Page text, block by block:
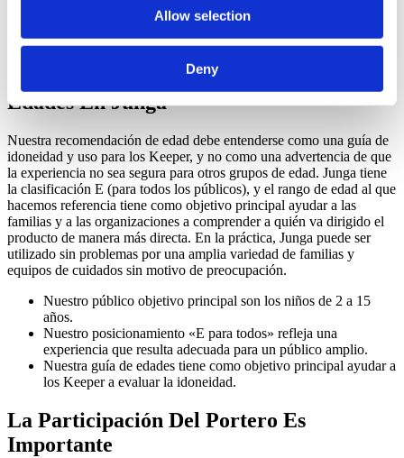
Allow selection
Deny
Junga no permite contenidos relacionados con temas políticos,
religiosos, de violencia, de apuestas, que provoquen miedo,
de consumo de sustancias o que sigan tendencias.
Cómo Funciona La Clasificación Por
Edades En Junga
Nuestra recomendación de edad debe entenderse como una guía de
idoneidad y uso para los Keeper, y no como una advertencia de que
la experiencia no sea segura para otros grupos de edad. Junga tiene
la clasificación E (para todos los públicos), y el rango de edad al que
hacemos referencia tiene como objetivo principal ayudar a las
familias y a las organizaciones a comprender a quién va dirigido el
producto de manera más directa. En la práctica, Junga puede ser
utilizado sin problemas por una amplia variedad de familias y
equipos de cuidados sin motivo de preocupación.
Nuestro público objetivo principal son los niños de 2 a 15
años.
Nuestro posicionamiento «E para todos» refleja una
experiencia que resulta adecuada para un público amplio.
Nuestra guía de edades tiene como objetivo principal ayudar a
los Keeper a evaluar la idoneidad.
La Participación Del Portero Es
Importante